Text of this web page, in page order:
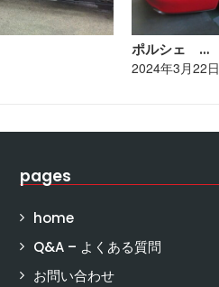
ポルシェ …
2024年3月22日
pages
home
Q&A – よくある質問
お問い合わせ